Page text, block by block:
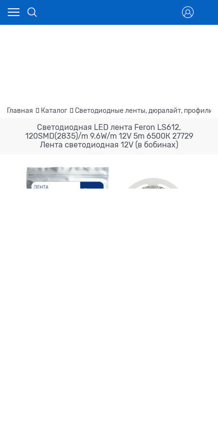
Главная Каталог Светодиодные ленты, дюралайт, профили
Светодиодная LED лента Feron LS612,
120SMD(2835)/m 9.6W/m 12V 5m 6500К 27729
Лента светодиодная 12V (в бобинах)